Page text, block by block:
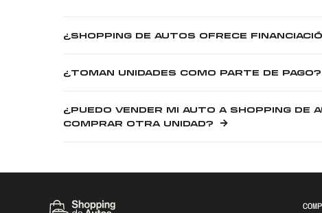
¿SHOPPING DE AUTOS OFRECE
¿TOMAN UNIDADES COMO PARTE DE PAGO?
¿PUEDO VENDER MI AUTO A SHOPPING DE
COMPRAR OTRA UNIDAD?